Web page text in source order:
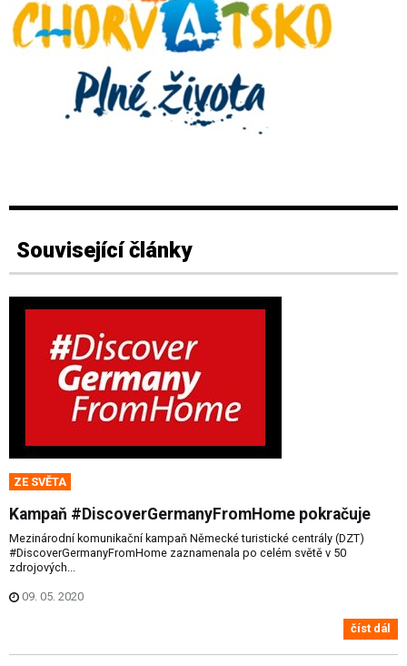
Související články
ZE SVĚTA
Kampaň #DiscoverGermanyFromHome pokračuje
Mezinárodní komunikační kampaň Německé turistické centrály (DZT)
#DiscoverGermanyFromHome zaznamenala po celém světě v 50
zdrojových...
09. 05. 2020
číst dál